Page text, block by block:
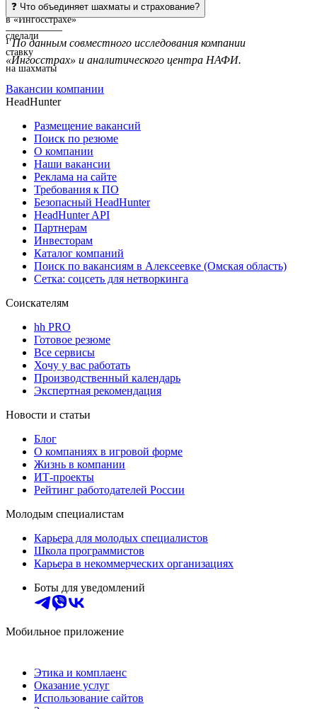
❓ Что объединяет шахматы и страхование?
__________
¹По данным совместного исследования компании
«Ингосстрах» и аналитического центра НАФИ.
Вакансии компании
HeadHunter
Размещение вакансий
Поиск по резюме
О компании
Наши вакансии
Реклама на сайте
Требования к ПО
Безопасный HeadHunter
HeadHunter API
Партнерам
Инвесторам
Каталог компаний
Поиск по вакансиям в Алексеевке (Омская область)
Сетка: соцсеть для нетворкинга
Соискателям
hh PRO
Готовое резюме
Все сервисы
Хочу у вас работать
Производственный календарь
Экспертная рекомендация
Новости и статьи
Блог
О компаниях в игровой форме
Жизнь в компании
ИТ-проекты
Рейтинг работодателей России
Молодым специалистам
Карьера для молодых специалистов
Школа программистов
Карьера в некоммерческих организациях
Боты для уведомлений
Мобильное приложение
Этика и комплаенс
Оказание услуг
Использование сайтов